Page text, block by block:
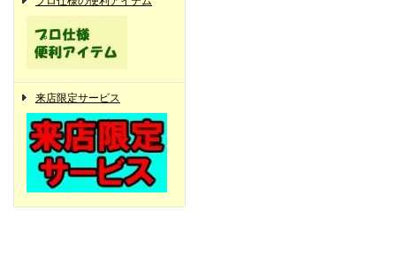
来店限定サービス